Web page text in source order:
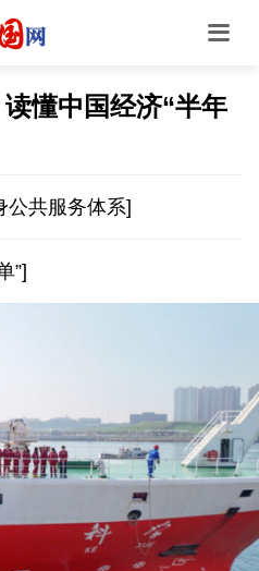
懂中国经济“半年
公共服务体系]
”]